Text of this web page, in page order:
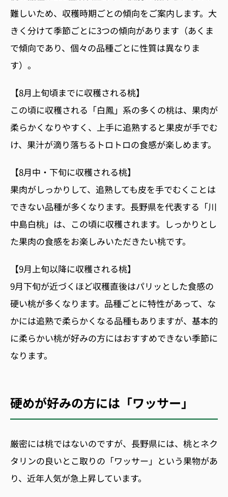
難しいため、収穫時期ごとの傾向をご案内します。大
きく分けて季節ごとに3つの傾向があります（あくま
で傾向であり、個々の品種ごとに性質は異なりま
す）。
【8月上旬頃までに収穫される桃】
この頃に収穫される「白鳳」系の多くの桃は、果肉が
柔らかくなりやすく、上手に追熟すると果皮が手でむ
け、果汁が滴り落ちるトロトロの食感が楽しめます。
【8月中・下旬に収穫される桃】
果肉がしっかりして、追熟しても皮を手でむくことは
できない品種が多くなります。 長野県を代表する「川
中島白桃」は、この頃に収穫されます。しっかりとし
た果肉の食感をお楽しみいただきたい桃です。
【9月上旬以降に収穫される桃】
9月下旬が近づくほど収穫直後はパリッとした食感の
硬い桃が多くなります。品種ごとに特性があって、な
かには追熟で柔らかくなる品種もありますが、基本的
に柔らかい桃が好みの方にはおすすめできない季節に
なります。
硬めが好みの方には「ワッサー」
厳密には桃ではないのですが、長野県には、桃とネク
タリンの良いとこ取りの「ワッサー」という果物があ
り、近年人気が急上昇しています。